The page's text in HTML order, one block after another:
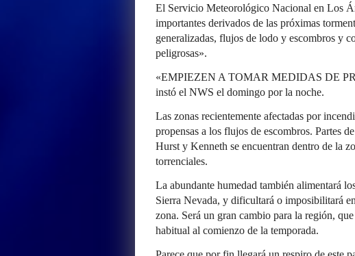
El Servicio Meteorológico Nacional en Los
importantes derivados de las próximas
generalizadas, flujos de lodo y escombros y
peligrosas».
«EMPIEZEN A TOMAR MEDIDAS DE
instó el NWS el domingo por la noche.
Las zonas recientemente afectadas por
propensas a los flujos de escombros. Partes
Hurst y Kenneth se encuentran dentro de la
torrenciales.
La abundante humedad también alimentará
Sierra Nevada, y dificultará o imposibilitará
zona. Será un gran cambio para la región,
habitual al comienzo de la temporada.